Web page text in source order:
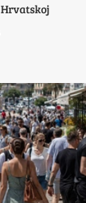
Hrvatskoj